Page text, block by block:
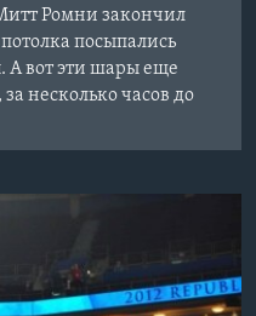
Ромни закончил
посыпались
А вот эти шары еще
несколько часов до